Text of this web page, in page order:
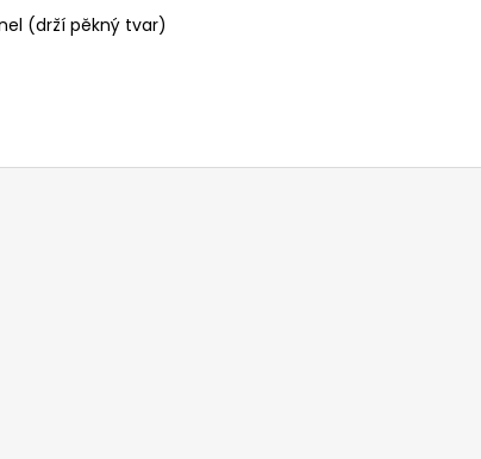
(drží pěkný tvar)